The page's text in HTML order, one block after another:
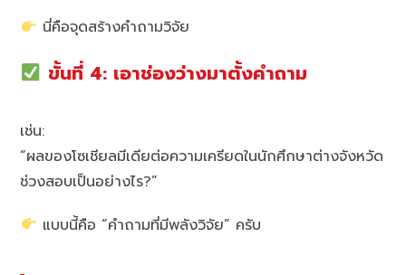
นี่คือจุดสร้างคำถามวิจัย
ขั้นที่ 4: เอาช่องว่างมาตั้งคำถาม
เช่น:
“ผลของโซเชียลมีเดียต่อความเครียดในนักศึกษาต่างจังหวัด
ช่วงสอบเป็นอย่างไร?”
แบบนี้คือ “คำถามที่มีพลังวิจัย” ครับ